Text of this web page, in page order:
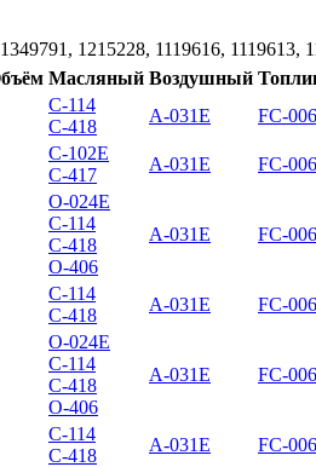
1215228, 1119616,
Масляный Воздушный
C-114
C-418
A-031E FC-
C-102E
C-417
A-031E FC-
O-024E
C-114
C-418
O-406
A-031E FC-
C-114
C-418
A-031E FC-
O-024E
C-114
C-418
O-406
A-031E FC-
C-114
C-418
A-031E FC-